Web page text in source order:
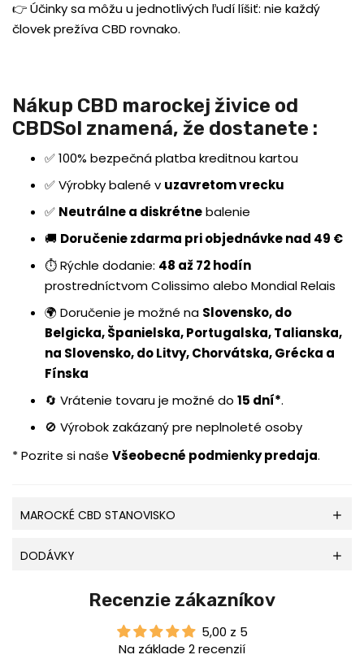
👉 Účinky sa môžu u jednotlivých ľudí líšiť: nie každý
človek prežíva CBD rovnako.
Nákup CBD marockej živice od
CBDSol znamená, že dostanete :
✅ 100% bezpečná platba kreditnou kartou
✅ Výrobky balené v uzavretom vrecku
✅ Neutrálne a diskrétnebalenie
🚚 Doručenie zdarma pri objednávke nad 49 €
⏱ Rýchle dodanie: 48 až 72 hodín
prostredníctvom Colissimo alebo Mondial Relais
🌍 Doručenie je možné na Slovensko, do
Belgicka, Španielska, Portugalska, Talianska,
na Slovensko, do Litvy, Chorvátska, Grécka a
Fínska
🔄 Vrátenie tovaru je možné do 15 dní*.
🚫 Výrobok zakázaný pre neplnoleté osoby
* Pozrite si naše Všeobecné podmienky predaja.
MAROCKÉ CBD STANOVISKO
DODÁVKY
Recenzie zákazníkov
5,00 z 5
Na základe 2 recenzií